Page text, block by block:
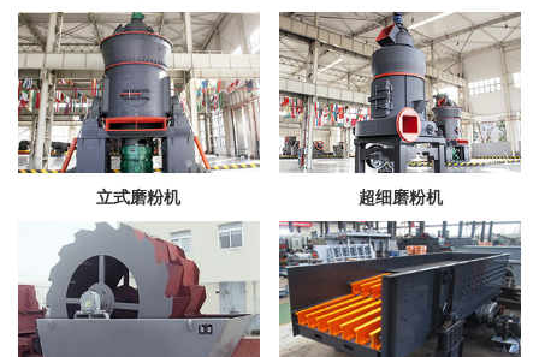
立式磨粉机 超细磨粉机